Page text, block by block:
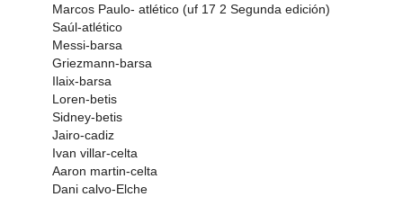
Marcos Paulo- atlético (uf 17 2 Segunda edición)
Saúl-atlético
Messi-barsa
Griezmann-barsa
Ilaix-barsa
Loren-betis
Sidney-betis
Jairo-cadiz
Ivan villar-celta
Aaron martin-celta
Dani calvo-Elche